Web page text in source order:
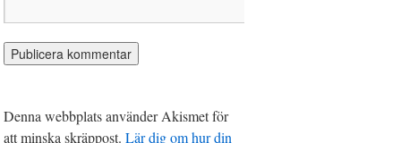
Denna webbplats använder Akismet för
att minska skräppost.Lär dig om hur din